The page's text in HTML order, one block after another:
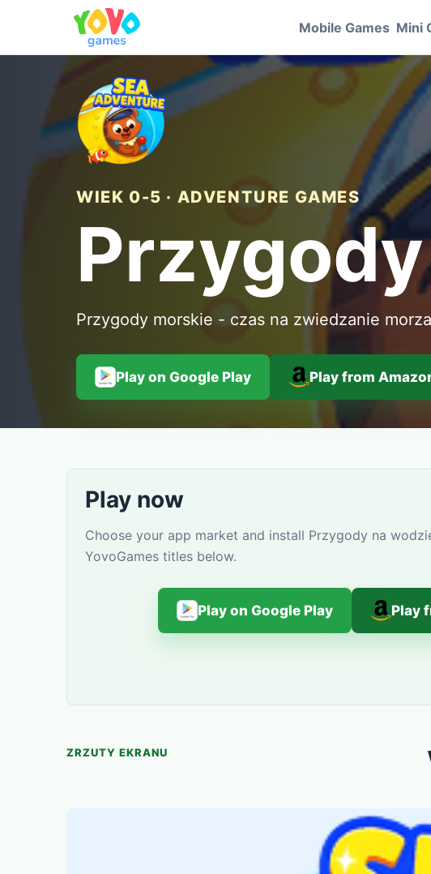
Mobile Games Mini
WIEK 0-5 · ADVENTURE GAMES
Przygody morskie - czas na zwiedzanie
Play on Google Play Play from
Play now
Choose your app market and install Przygody na
YovoGames titles below.
Play on Google Play Play
ZRZUTY EKRANU